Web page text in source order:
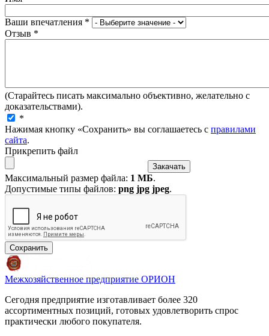
Ваши впечатления *
Отзыв *
(Старайтесь писать максимально объективно, желательно с
доказательствами).
*
Нажимая кнопку «Сохранить» вы соглашаетесь с правилами
сайта.
Прикрепить файл
Максимальный размер файла: 1 МБ.
Допустимые типы файлов: png jpg jpeg.
Межхозяйственное предприятие ОРИОН
Сегодня предприятие изготавливает более 320
ассортиментных позиций, готовых удовлетворить спрос
практически любого покупателя.